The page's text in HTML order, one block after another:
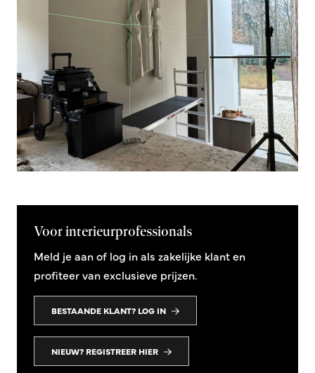
Voor interieurprofessionals
Meld je aan of log in als zakelijke klant en
profiteer van exclusieve prijzen.
BESTAANDE KLANT? LOG IN
NIEUW? REGISTREER HIER